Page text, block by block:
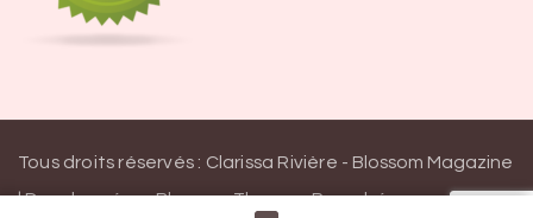
Tous droits réservés : Clarissa Rivière - Blossom Magazine
| Developpé parBlossom Themes.Propulsé par